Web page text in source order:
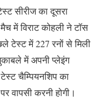
सीरीज का दूसरा
में विराट कोहली ने टॉस
टेस्ट में 227 रनों से मिली
में अपनी प्लेइंग
चैम्पियनशिप का
वापसी करनी होगी।